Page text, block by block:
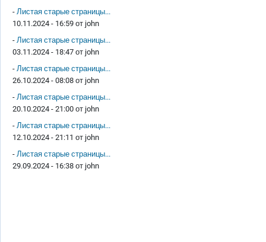
- Листая старые страницы...
10.11.2024 - 16:59 от john
- Листая старые страницы...
03.11.2024 - 18:47 от john
- Листая старые страницы...
26.10.2024 - 08:08 от john
- Листая старые страницы...
20.10.2024 - 21:00 от john
- Листая старые страницы...
12.10.2024 - 21:11 от john
- Листая старые страницы...
29.09.2024 - 16:38 от john